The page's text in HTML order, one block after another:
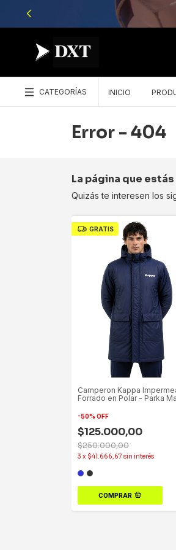
CATEGORÍAS INICIO
Error - 404
La página que
Quizás te interesen los
GRATIS
Camperon Kappa
Forrado en Polar - Parka
-50% OFF
$125.000,00
$250.000,00
3 x $41.666,67 sin interés
COMPRAR